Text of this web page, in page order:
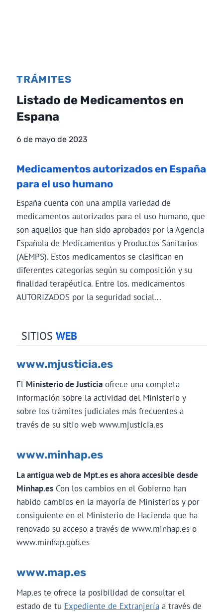
TRÁMITES
Listado de Medicamentos en
Espana
6 de mayo de 2023
Medicamentos autorizados en España
para el uso humano
España cuenta con una amplia variedad de
medicamentos autorizados para el uso humano, que
son aquellos que han sido aprobados por la Agencia
Española de Medicamentos y Productos Sanitarios
(AEMPS). Estos medicamentos se clasifican en
diferentes categorías según su composición y su
finalidad terapéutica. Entre los. medicamentos
AUTORIZADOS por la seguridad social...
SITIOS WEB
www.mjusticia.es
El Ministerio de Justiciaofrece una completa
información sobre la actividad del Ministerio y
sobre los trámites judiciales más frecuentes a
través de su sitio web www.mjusticia.es
www.minhap.es
La antigua web de Mpt.es es ahora accesible desde
Minhap.esCon los cambios en el Gobierno han
habido cambios en la mayoría de Ministerios y por
consiguiente en el Ministerio de Hacienda que ha
renovado su acceso a través de www.minhap.es o
www.minhap.gob.es
www.map.es
Map.es te ofrece la posibilidad de consultar el
estado de tu Expediente de Extranjeríaa través de